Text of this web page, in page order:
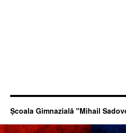
Şcoala Gimnazială "Mihail